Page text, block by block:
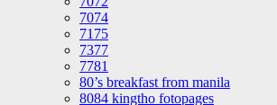
7074
7175
7377
7781
80’s breakfast from manila
8084 kingtho fotopages